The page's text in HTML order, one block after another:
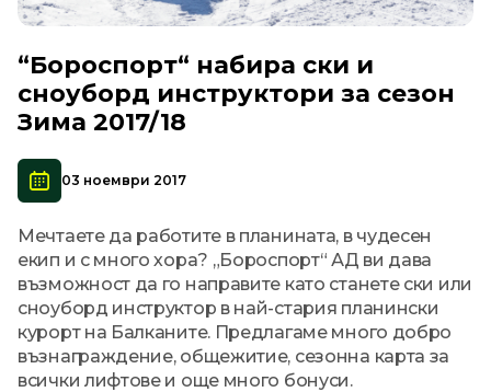
“Бороспорт“ набира ски и
сноуборд инструктори за сезон
Зима 2017/18
03 ноември 2017
Мечтаете да работите в планината, в чудесен
екип и с много хора? „Бороспорт“ АД ви дава
възможност да го направите като станете ски или
сноуборд инструктор в най-стария планински
курорт на Балканите. Предлагаме много добро
възнаграждение, общежитие, сезонна карта за
всички лифтове и още много бонуси.